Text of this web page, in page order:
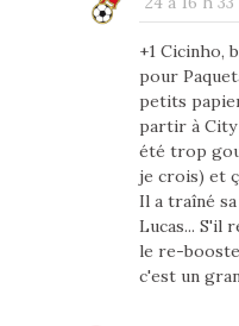
+1 Cicinho,
pour
petits
partir à City
été trop
je crois) et
Il a traîné
Lucas... S'il
le re-
c'est un